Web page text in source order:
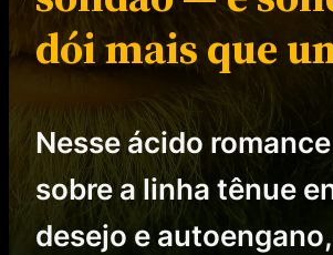
dói mais que
Nesse ácido
sobre a linha tênue
desejo e